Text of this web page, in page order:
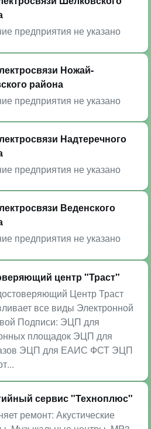
предприятия не указано
Ножай-
района
предприятия не указано
Надтеречного
предприятия не указано
Веденского
предприятия не указано
центр "Траст"
Центр Траст
все виды Электронной
Подписи: ЭЦП для
площадок ЭЦП для
ЭЦП для ЕАИС ФСТ ЭЦП
сервис "Техноплюс"
ремонт: Акустические